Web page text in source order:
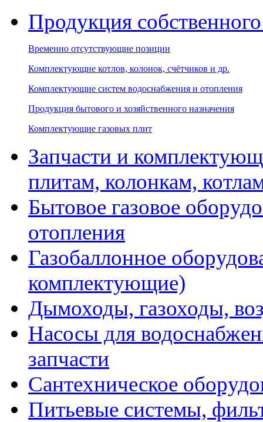
Продукция
Временно отсутствующие позиции
Комплектующие котлов, колонок, счётчиков и др.
Комплектующие систем водоснабжения и отопления
Продукция бытового и хозяйственного назначения
Комплектующие газовых плит
Запчасти и
плитам, колонкам,
Бытовое газовое
отопления
Газобаллонное
комплектующие)
Дымоходы, газоходы,
Насосы для
запчасти
Сантехническое
Питьевые системы,